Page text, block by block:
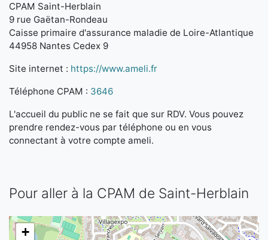
CPAM Saint-Herblain
9 rue Gaëtan-Rondeau
Caisse primaire d'assurance maladie de Loire-Atlantique
44958 Nantes Cedex 9
Site internet : https://www.ameli.fr
Téléphone CPAM : 3646
L'accueil du public ne se fait que sur RDV. Vous pouvez
prendre rendez-vous par téléphone ou en vous
connectant à votre compte ameli.
Pour aller à la CPAM de Saint-Herblain
+